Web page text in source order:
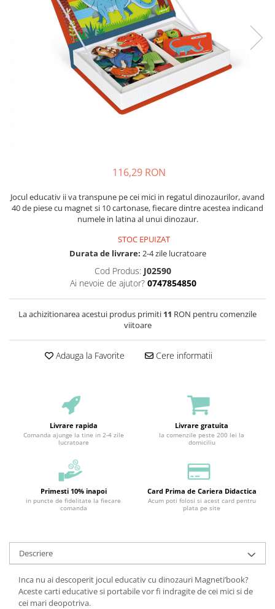
Biblia pentru copii
Carti cu magneti
Carti slot-together
Cuvinte incrucisate
Retete de prajituri (baking books)
Mijloace de transport
Numere, litere, forme, culori
Supereroi
Vietuitoare marine, mari, oceane
116,29 RON
Jocul educativ ii va transpune pe cei mici in regatul dinozaurilor, avand
40 de piese cu magnet si 10 cartonase, fiecare dintre acestea indicand
numele in latina al unui dinozaur.
STOC EPUIZAT
Durata de livrare: 2-4 zile lucratoare
Cod Produs: J02590
Ai nevoie de ajutor? 0747854850
La achizitionarea acestui produs primiti 11 RON pentru comenzile
viitoare
Adauga la Favorite Cere informatii
Livrare rapida
Comanda ajunge la tine in 2-4 zile
lucratoare
Livrare gratuita
la comenzile peste 200 lei la
domiciliu
Primesti 10% inapoi
in puncte de fidelitate la fiecare
comanda
Card Prima de Cariera Didactica
Acum poti folosi si acest card pentru
plata pe site
Descriere
Inca nu ai descoperit jocul educativ cu dinozauri Magneti’book?
Aceste carti educative si portabile vor fi indragite de cei mici si de
cei mari deopotriva.